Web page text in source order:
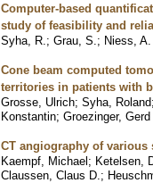
Computer-based
study of feasibility and
Syha, R. ; Grau, S. ; Niess,
Cone beam computed
territories in patients with
Grosse, Ulrich; Syha, Roland
Konstantin; Groezinger, Gerd
CT angiography of
Kaempf, Michael; Ketelsen,
Claussen, Claus D. ;